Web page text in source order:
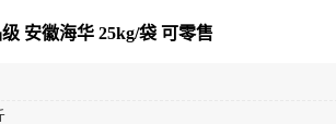
安徽海华 25kg/袋 可零售